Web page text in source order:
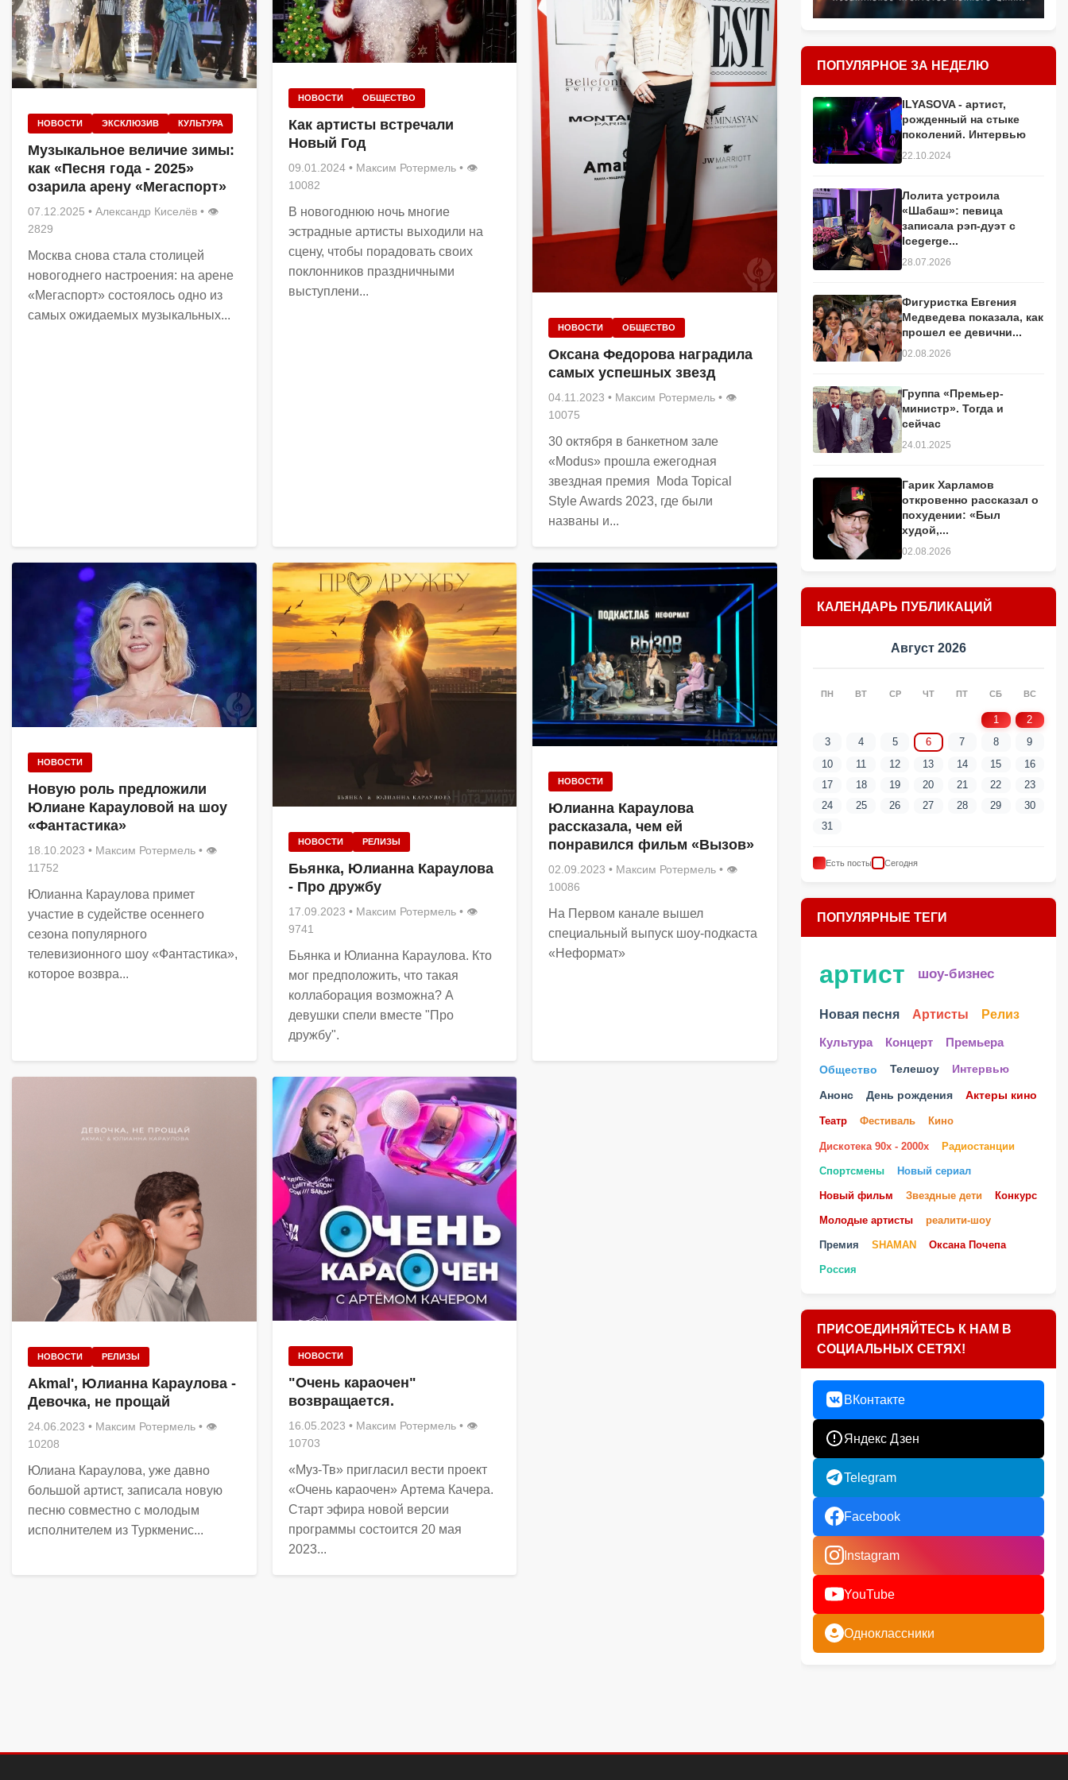
НОВОСТИ ЭКСКЛЮЗИВ КУЛЬТУРА
Музыкальное величие зимы:
как «Песня года - 2025»
озарила арену «Мегаспорт»
07.12.2025 • Александр Киселёв • 👁
2829
Москва снова стала столицей
новогоднего настроения: на арене
«Мегаспорт» состоялось одно из
самых ожидаемых музыкальных...
НОВОСТИ ОБЩЕСТВО
Как артисты встречали
Новый Год
09.01.2024 • Максим Ротермель • 👁
10082
В новогоднюю ночь многие
эстрадные артисты выходили на
сцену, чтобы порадовать своих
поклонников праздничными
выступлени...
НОВОСТИ ОБЩЕСТВО
Оксана Федорова наградила
самых успешных звезд
04.11.2023 • Максим Ротермель • 👁
10075
30 октября в банкетном зале
«Modus» прошла ежегодная
звездная премия Moda Topical
Style Awards 2023, где были
названы и...
НОВОСТИ
Новую роль предложили
Юлиане Карауловой на шоу
«Фантастика»
18.10.2023 • Максим Ротермель • 👁
11752
Юлианна Караулова примет
участие в судействе осеннего
сезона популярного
телевизионного шоу «Фантастика»,
которое возвра...
НОВОСТИ РЕЛИЗЫ
Бьянка, Юлианна Караулова
- Про дружбу
17.09.2023 • Максим Ротермель • 👁
9741
Бьянка и Юлианна Караулова. Кто
мог предположить, что такая
коллаборация возможна? А
девушки спели вместе "Про
дружбу".
НОВОСТИ
Юлианна Караулова
рассказала, чем ей
понравился фильм «Вызов»
02.09.2023 • Максим Ротермель • 👁
10086
На Первом канале вышел
специальный выпуск шоу-подкаста
«Неформат»
НОВОСТИ РЕЛИЗЫ
Akmal', Юлианна Караулова -
Девочка, не прощай
24.06.2023 • Максим Ротермель • 👁
10208
Юлиана Караулова, уже давно
большой артист, записала новую
песню совместно с молодым
исполнителем из Туркменис...
НОВОСТИ
"Очень караочен"
возвращается.
16.05.2023 • Максим Ротермель • 👁
10703
«Муз-Тв» пригласил вести проект
«Очень караочен» Артема Качера.
Старт эфира новой версии
программы состоится 20 мая
2023...
ПОПУЛЯРНОЕ ЗА НЕДЕЛЮ
ILYASOVA - артист,
рожденный на стыке
поколений. Интервью
22.10.2024
Лолита устроила
«Шабаш»: певица
записала рэп-дуэт с
Icegerge...
28.07.2026
Фигуристка Евгения
Медведева показала, как
прошел ее девични...
02.08.2026
Группа «Премьер-
министр». Тогда и
сейчас
24.01.2025
Гарик Харламов
откровенно рассказал о
похудении: «Был
худой,...
02.08.2026
КАЛЕНДАРЬ ПУБЛИКАЦИЙ
Август 2026
ПН ВТ СР ЧТ ПТ СБ ВС
1
2
3
4 5 6 7 8
9
10
11 12 13 14 15
16
17
18 19 20 21 22
23
24
25 26 27 28 29
30
31
Есть посты Сегодня
ПОПУЛЯРНЫЕ ТЕГИ
артист шоу-бизнес
Новая песня Артисты Релиз
Культура Концерт Премьера
Общество Телешоу Интервью
Анонс День рождения Актеры кино
Театр Фестиваль Кино
Дискотека 90х - 2000х Радиостанции
Спортсмены Новый сериал
Новый фильм Звездные дети Конкурс
Молодые артисты реалити-шоу
Премия SHAMAN Оксана Почепа
Россия
ПРИСОЕДИНЯЙТЕСЬ К НАМ В
СОЦИАЛЬНЫХ СЕТЯХ!
ВКонтакте
Яндекс Дзен
Telegram
Facebook
Instagram
YouTube
Одноклассники